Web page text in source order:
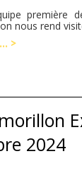
première
nous rend
>
2024